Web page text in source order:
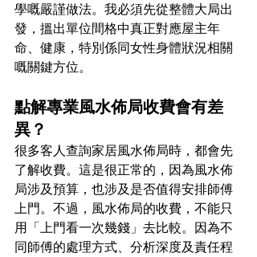
學嘅嚴謹做法。我必須先從整體大局出
發，搵出單位間格中真正對應屋主年
命、健康，特別係同女性身體狀況相關
嘅關鍵方位。
點解專業風水佈局收費會有差
異？
很多客人查詢家居風水佈局時，都會先
了解收費。這是很正常的，因為風水佈
局涉及預算，也涉及是否值得安排師傅
上門。不過，風水佈局的收費，不能只
用「上門看一次幾錢」去比較。因為不
同師傅的處理方式、分析深度及責任程